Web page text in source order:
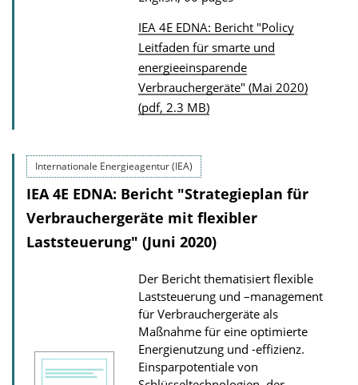
P
u
b
l
c
a
t
i
o
n
D
o
w
n
IEA 4E EDNA: Bericht "Policy
Leitfaden für smarte und
energieeinsparende
Verbrauchergeräte" (Mai 2020)
(pdf, 2.3 MB)
Internationale Energieagentur (IEA)
IEA 4E EDNA: Bericht "Strategieplan für
Verbrauchergeräte mit flexibler
Laststeuerung" (Juni 2020)
Der Bericht thematisiert flexible
Laststeuerung und –management
für Verbrauchergeräte als
Maßnahme für eine optimierte
Energienutzung und -effizienz.
Einsparpotentiale von